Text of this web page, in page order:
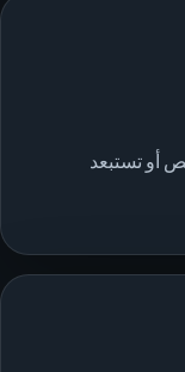
أو تستبعد